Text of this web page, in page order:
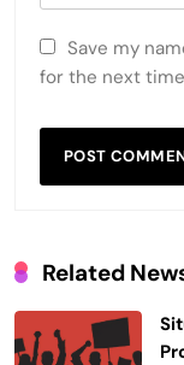
Save my
for the next
Related